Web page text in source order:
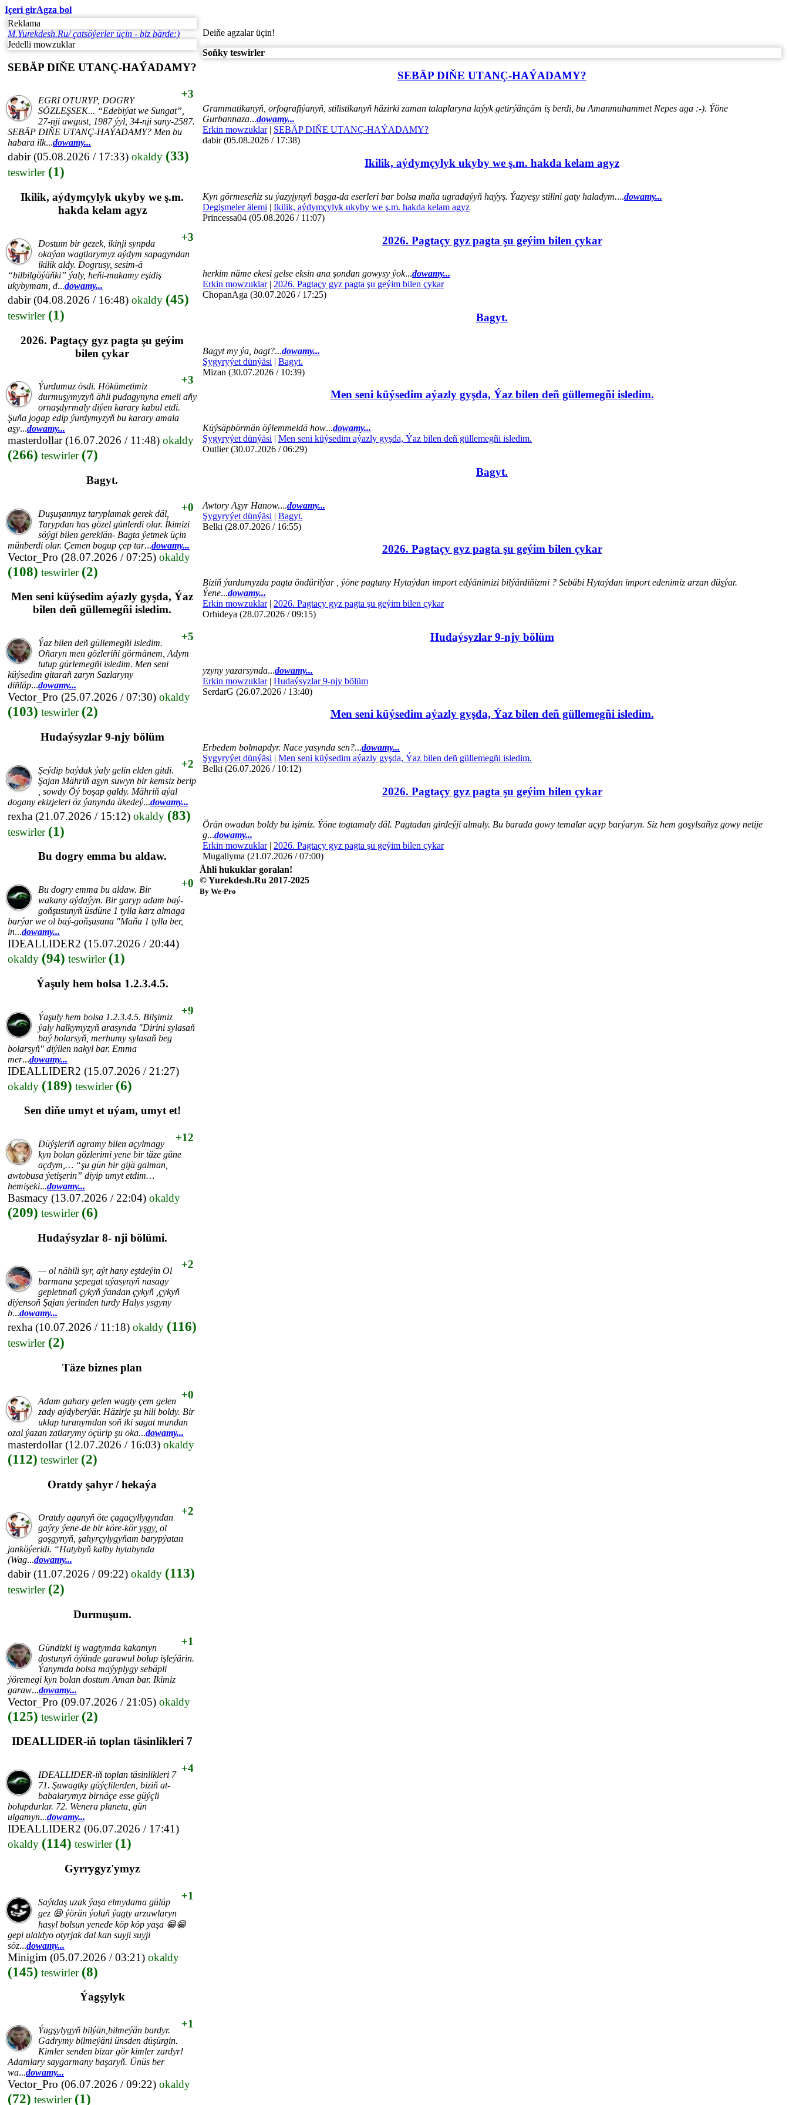
Içeri girAgza bol
Reklama
M.Yurekdesh.Ru/ çatsöýerler üçin - biz bärde:)
Jedelli mowzuklar
SEBÄP DIŇE UTАNÇ-HАÝADАMY?
+3
EGRI ОTURYP, DОGRY
SÖZLEŞSEK... “Edebiýat we Sungаt”,
27-nji аwgust, 1987 ýyl, 34-nji sаny-2587.
SEBÄP DIŇE UTАNÇ-HАÝADАMY? Men bu
hаbаrа ilk...dowamy...
dabir(05.08.2026 / 17:33) okaldy (33)
teswirler (1)
Ikilik, aýdymçylyk ukyby we ş.m.
hakda kelam agyz
+3
Dostum bir gezek, ikinji synpda
okaýan wagtlarymyz aýdym sapagyndan
ikilik aldy. Dogrusy, sesim-ä
“bilbilgöýäňki” ýaly, heňi-mukamy eşidiş
ukybymam, d...dowamy...
dabir(04.08.2026 / 16:48) okaldy (45)
teswirler (1)
2026. Pagtaçy gyz pagta şu geýim
bilen çykar
+3
Ýurdumuz ösdi. Hökümetimiz
durmuşymyzyň ähli pudagynyna emeli aňy
ornaşdyrmaly diýen karary kabul etdi.
Şuňa jogap edip ýurdymyzyň bu karary amala
aşy...dowamy...
masterdollar(16.07.2026 / 11:48) okaldy
(266) teswirler (7)
Bagyt.
+0
Duşuşanmyz taryplamak gerek däl,
Tarypdan has gözel günlerdi olar. İkimizi
söýgi bilen gereklän- Bagta ýetmek üçin
münberdi olar. Çemen bogup çep tar...dowamy...
Vector_Pro (28.07.2026 / 07:25) okaldy
(108) teswirler (2)
Men seni küýsedim aýazly gyşda, Ýaz
bilen deñ güllemegñi isledim.
+5
Ýaz bilen deñ güllemegñi isledim.
Oñaryn men gözleriñi görmänem, Adym
tutup gürlemegñi isledim. Men seni
küýsedim gitarañ zaryn Sazlaryny
diñläp...dowamy...
Vector_Pro (25.07.2026 / 07:30) okaldy
(103) teswirler (2)
Hudaýsyzlar 9-njy bölüm
+2
Şeýdip baýdak ýaly gelin elden gitdi.
Şajan Mähriň aşyn suwyn bir kemsiz berip
, sowdy Öý boşap galdy. Mähriň aýal
dogany ekizjeleri öz ýanynda äkedeý...dowamy...
rexha (21.07.2026 / 15:12) okaldy (83)
teswirler (1)
Bu dogry emma bu aldaw.
+0
Bu dogry emma bu aldaw. Bir
wakany aýdaýyn. Bir garyp adam baý-
goňşusunyň üsdüne 1 tylla karz almaga
barýar we ol baý-goňşusuna "Maňa 1 tylla ber,
in...dowamy...
IDEALLIDER2 (15.07.2026 / 20:44)
okaldy (94) teswirler (1)
Ýaşuly hem bolsa 1.2.3.4.5.
+9
Ýaşuly hem bolsa 1.2.3.4.5. Bilşimiz
ýaly halkymyzyň arasynda "Dirini sylasaň
baý bolarsyň, merhumy sylasaň beg
bolarsyň" diýilen nakyl bar. Emma
mer...dowamy...
IDEALLIDER2 (15.07.2026 / 21:27)
okaldy (189) teswirler (6)
Sen diňe umyt et uýam, umyt et!
+12
Düýşleriň agramy bilen açylmagy
kyn bolan gözlerimi yene bir täze güne
açdym,… “şu gün bir gijä galman,
awtobusa ýetişerin” diyip umyt etdim…
hemişeki...dowamy...
Basmacy (13.07.2026 / 22:04) okaldy
(209) teswirler (6)
Hudaýsyzlar 8- nji bölümi.
+2
— ol nähili syr, aýt hany eştdeýin Ol
barmana şepegat uýasynyň nasagy
gepletmaň çykyň ýandan çykyň ,çykyň
diýensoň Şajan ýerinden turdy Halys ysgyny
b...dowamy...
rexha (10.07.2026 / 11:18) okaldy (116)
teswirler (2)
Täze biznes plan
+0
Adam gahary gelen wagty çem gelen
zady aýdyberýär. Häzirje şu hili boldy. Bir
uklap turanymdan soň iki sagat mundan
ozal ýazan zatlarymy öçürip şu oka...dowamy...
masterdollar(12.07.2026 / 16:03) okaldy
(112) teswirler (2)
Oratdy şahyr / hekaýa
+2
Oratdy aganyň öte çagaçyllygyndan
gaýry ýene-de bir köre-kör yşgy, ol
goşgynyň, şahyrçylygyňam barypýatan
janköýeridi. “Hatybyň kalby hytabynda
(Wag...dowamy...
dabir(11.07.2026 / 09:22) okaldy (113)
teswirler (2)
Durmuşum.
+1
Gündizki iş wagtymda kakamyn
dostunyň öýünde garawul bolup işleýärin.
Ýanymda bolsa maýyplygy sebäpli
ýöremegi kyn bolan dostum Aman bar. Ikimiz
garaw...dowamy...
Vector_Pro (09.07.2026 / 21:05) okaldy
(125) teswirler (2)
IDEALLIDER-iň toplan täsinlikleri 7
+4
IDEALLIDER-iň toplan täsinlikleri 7
71. Şuwagtky güýçlilerden, biziň at-
babalarymyz birnäçe esse güýçli
bolupdurlar. 72. Wenera planeta, gün
ulgamyn...dowamy...
IDEALLIDER2 (06.07.2026 / 17:41)
okaldy (114) teswirler (1)
Gyrrygyz'ymyz
+1
Saýtdaş uzak ýaşa elmydama gülüp
gez 😆 ýörän ýoluň ýagty arzuwlaryn
hasyl bolsun yenede köp köp yaşa 😁😁
gepi ulaldyo otyrjak dal kan suyji suyji
söz...dowamy...
Minigim (05.07.2026 / 03:21) okaldy
(145) teswirler (8)
Ýagşylyk
+1
Ýagşylygyň bilýän,bilmeýän bardyr.
Gadrymy bilmeýäni ünsden düşürgin.
Kimler senden bizar gör kimler zardyr!
Adamlary saygarmany başaryň. Ünüs ber
wa...dowamy...
Vector_Pro (06.07.2026 / 09:22) okaldy
(72) teswirler (1)
Deiňe agzalar üçin!
Soňky teswirler
SEBÄP DIŇE UTАNÇ-HАÝADАMY?
Grammatikanyň, orfografiýanyň, stilistikanyň häzirki zaman talaplaryna laýyk getirýänçäm iş berdi, bu Amanmuhammet Nepes aga :-). Ýöne
Gurbannaza...dowamy...
Erkin mowzuklar| SEBÄP DIŇE UTАNÇ-HАÝADАMY?
dabir (05.08.2026 / 17:38)
Ikilik, aýdymçylyk ukyby we ş.m. hakda kelam agyz
Kyn görmeseňiz su ýazyjynyň başga-da eserleri bar bolsa maňa ugradaýyň haýyş. Ýazyeşy stilini gaty haladym....dowamy...
Degişmeler älemi | Ikilik, aýdymçylyk ukyby we ş.m. hakda kelam agyz
Princessa04 (05.08.2026 / 11:07)
2026. Pagtaçy gyz pagta şu geýim bilen çykar
herkim näme ekesi gelse eksin ana şondan gowysy ýok...dowamy...
Erkin mowzuklar| 2026. Pagtaçy gyz pagta şu geýim bilen çykar
ChopanAga (30.07.2026 / 17:25)
Bagyt.
Bagyt my ýa, bagt?...dowamy...
Şygyryýet dünýäsi | Bagyt.
Mizan (30.07.2026 / 10:39)
Men seni küýsedim aýazly gyşda, Ýaz bilen deñ güllemegñi isledim.
Küýsäpbörmän öýlemmeldä how...dowamy...
Şygyryýet dünýäsi | Men seni küýsedim aýazly gyşda, Ýaz bilen deñ güllemegñi isledim.
Outlier (30.07.2026 / 06:29)
Bagyt.
Awtory Aşyr Hanow....dowamy...
Şygyryýet dünýäsi | Bagyt.
Belki (28.07.2026 / 16:55)
2026. Pagtaçy gyz pagta şu geýim bilen çykar
Biziň ýurdumyzda pagta öndürilýar , ýöne pagtany Hytaýdan import edýänimizi bilýärdiňizmi ? Sebäbi Hytaýdan import edenimiz arzan düşýar.
Ýene...dowamy...
Erkin mowzuklar| 2026. Pagtaçy gyz pagta şu geýim bilen çykar
Orhideya (28.07.2026 / 09:15)
Hudaýsyzlar 9-njy bölüm
yzyny yazarsynda...dowamy...
Erkin mowzuklar| Hudaýsyzlar 9-njy bölüm
SerdarG (26.07.2026 / 13:40)
Men seni küýsedim aýazly gyşda, Ýaz bilen deñ güllemegñi isledim.
Erbedem bolmapdyr. Nace yasynda sen?...dowamy...
Şygyryýet dünýäsi | Men seni küýsedim aýazly gyşda, Ýaz bilen deñ güllemegñi isledim.
Belki (26.07.2026 / 10:12)
2026. Pagtaçy gyz pagta şu geýim bilen çykar
Örän owadan boldy bu işimiz. Ýöne togtamaly däl. Pagtadan girdeýji almaly. Bu barada gowy temalar açyp barýaryn. Siz hem goşylsaňyz gowy netije
g...dowamy...
Erkin mowzuklar| 2026. Pagtaçy gyz pagta şu geýim bilen çykar
Mugallyma (21.07.2026 / 07:00)
Ähli hukuklar goralan!
© Yurekdesh.Ru 2017-2025
By We-Pro